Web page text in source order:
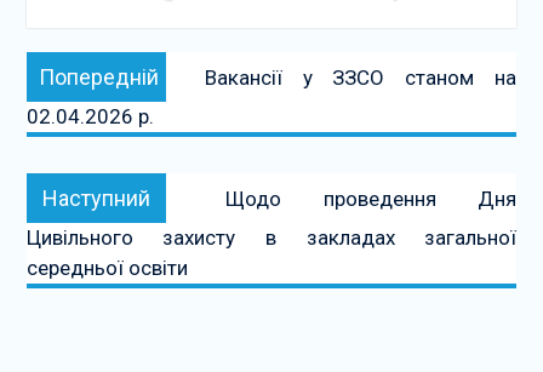
Навігація
записів
Попередній Попередній:
Вакансії у ЗЗСО станом на
02.04.2026 р.
Наступний Наступний:
Щодо проведення Дня
Цивільного захисту в закладах загальної
середньої освіти